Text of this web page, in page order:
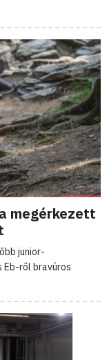
megérkezett
junior-
ről bravúros